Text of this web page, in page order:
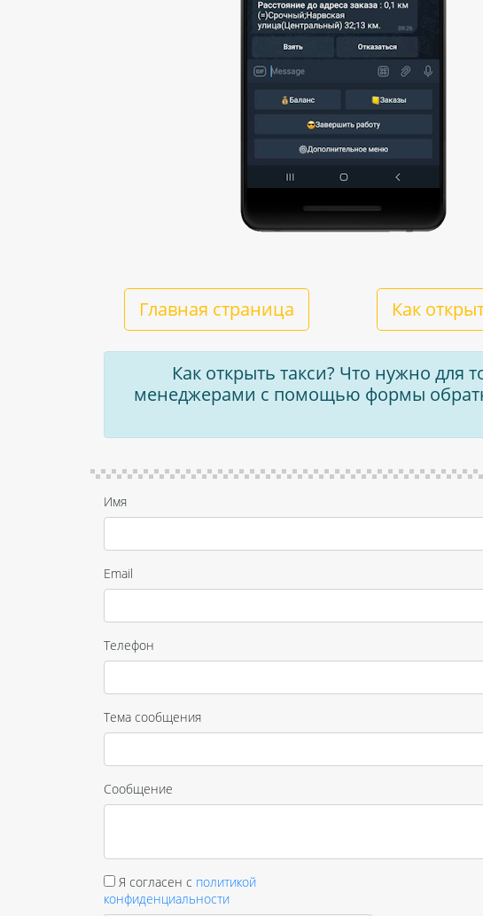
Главная страница Как
Как открыть такси? Что нужно
менеджерами с помощью формы
Имя
Email
Телефон
Тема сообщения
Сообщение
Я согласен с политикой
конфиденциальности